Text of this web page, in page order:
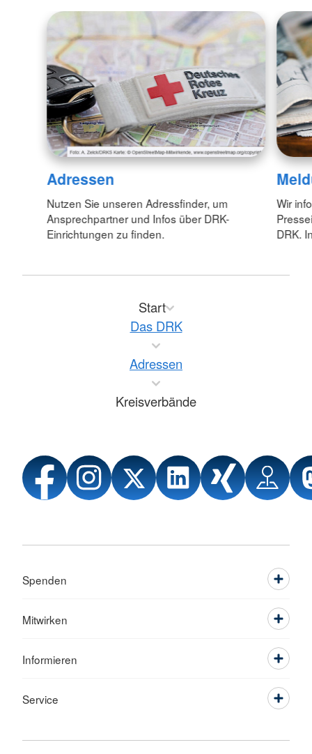
Adressen
Nutzen Sie unseren Adressfinder, um
Ansprechpartner und Infos über DRK-
Einrichtungen zu finden.
Wir
DRK.
Start
Das DRK
Adressen
Kreisverbände
Spenden
Mitwirken
Informieren
Service